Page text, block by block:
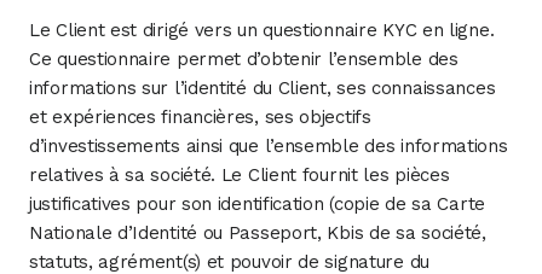
Le Client est dirigé vers un questionnaire KYC en ligne.
Ce questionnaire permet d’obtenir l’ensemble des
informations sur l’identité du Client, ses connaissances
et expériences financières, ses objectifs
d’investissements ainsi que l’ensemble des informations
relatives à sa société. Le Client fournit les pièces
justificatives pour son identification (copie de sa Carte
Nationale d’Identité ou Passeport, Kbis de sa société,
statuts, agrément(s) et pouvoir de signature du